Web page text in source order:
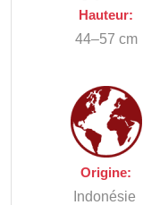
Hauteur:
44–57 cm
Origine:
Indonésie